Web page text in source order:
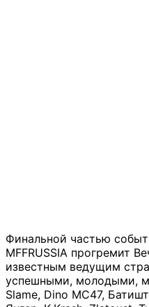
Финальной частью
MFFRUSSIA​ прогремит
известным ведущим
успешными, молодыми,
Slame, Dino MC47,